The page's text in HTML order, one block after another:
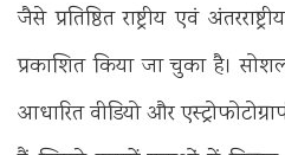
जैसे प्रतिष्ठित राष्ट्रीय एवं
प्रकाशित किया जा चुका है।
आधारित वीडियो और